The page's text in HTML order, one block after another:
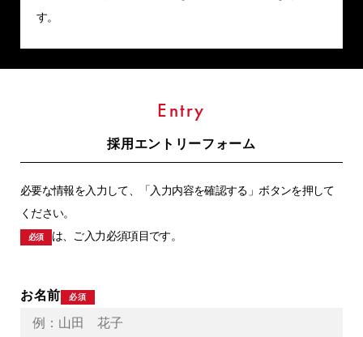
す。
Entry
採用エントリーフォーム
必要な情報を入力して、「入力内容を確認する」ボタンを押して
ください。
必須 は、ご入力必須項目です。
お名前 必須